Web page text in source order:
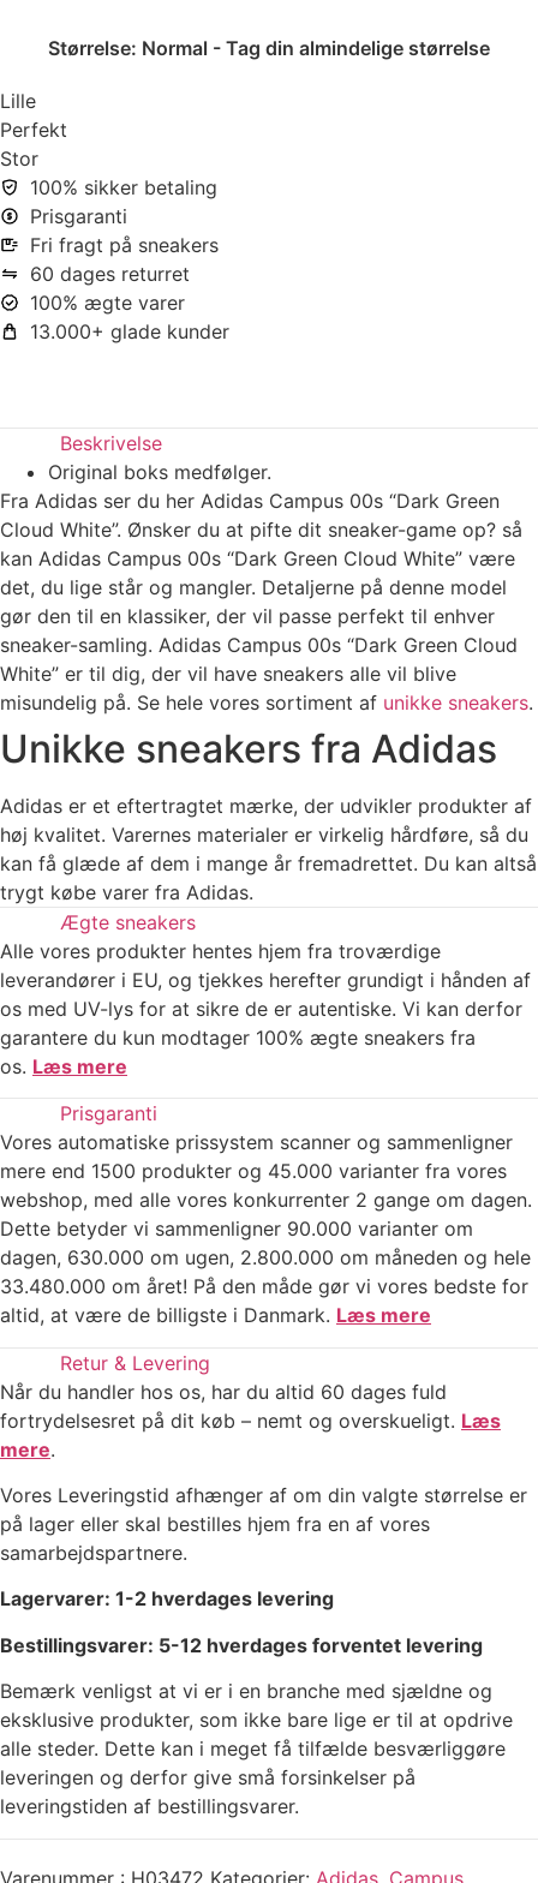
Størrelse: Normal - Tag din almindelige størrelse
Lille
Perfekt
Stor
100% sikker betaling
Prisgaranti
Fri fragt på sneakers
60 dages returret
100% ægte varer
13.000+ glade kunder
Beskrivelse
Original boks medfølger.
Fra Adidas ser du her Adidas Campus 00s “Dark Green
Cloud White”. Ønsker du at pifte dit sneaker-game op? så
kan Adidas Campus 00s “Dark Green Cloud White” være
det, du lige står og mangler. Detaljerne på denne model
gør den til en klassiker, der vil passe perfekt til enhver
sneaker-samling. Adidas Campus 00s “Dark Green Cloud
White” er til dig, der vil have sneakers alle vil blive
misundelig på. Se hele vores sortiment af unikke sneakers.
Unikke sneakers fra Adidas
Adidas er et eftertragtet mærke, der udvikler produkter af
høj kvalitet. Varernes materialer er virkelig hårdføre, så du
kan få glæde af dem i mange år fremadrettet. Du kan altså
trygt købe varer fra Adidas.
Ægte sneakers
Alle vores produkter hentes hjem fra troværdige
leverandører i EU, og tjekkes herefter grundigt i hånden af
os med UV-lys for at sikre de er autentiske. Vi kan derfor
garantere du kun modtager 100% ægte sneakers fra
os. Læs mere
Prisgaranti
Vores automatiske prissystem scanner og sammenligner
mere end 1500 produkter og 45.000 varianter fra vores
webshop, med alle vores konkurrenter 2 gange om dagen.
Dette betyder vi sammenligner 90.000 varianter om
dagen, 630.000 om ugen, 2.800.000 om måneden og hele
33.480.000 om året! På den måde gør vi vores bedste for
altid, at være de billigste i Danmark. Læs mere
Retur & Levering
Når du handler hos os, har du altid 60 dages fuld
fortrydelsesret på dit køb – nemt og overskueligt. Læs
mere.
Vores Leveringstid afhænger af om din valgte størrelse er
på lager eller skal bestilles hjem fra en af vores
samarbejdspartnere.
Lagervarer: 1-2 hverdages levering
Bestillingsvarer: 5-12 hverdages forventet levering
Bemærk venligst at vi er i en branche med sjældne og
eksklusive produkter, som ikke bare lige er til at opdrive
alle steder. Dette kan i meget få tilfælde besværliggøre
leveringen og derfor give små forsinkelser på
leveringstiden af bestillingsvarer.
Varenummer H03472 Kategorier Adidas Campus